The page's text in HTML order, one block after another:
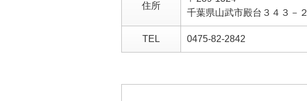
住所
千葉県山武市殿台３４３－２
TEL 0475-82-2842